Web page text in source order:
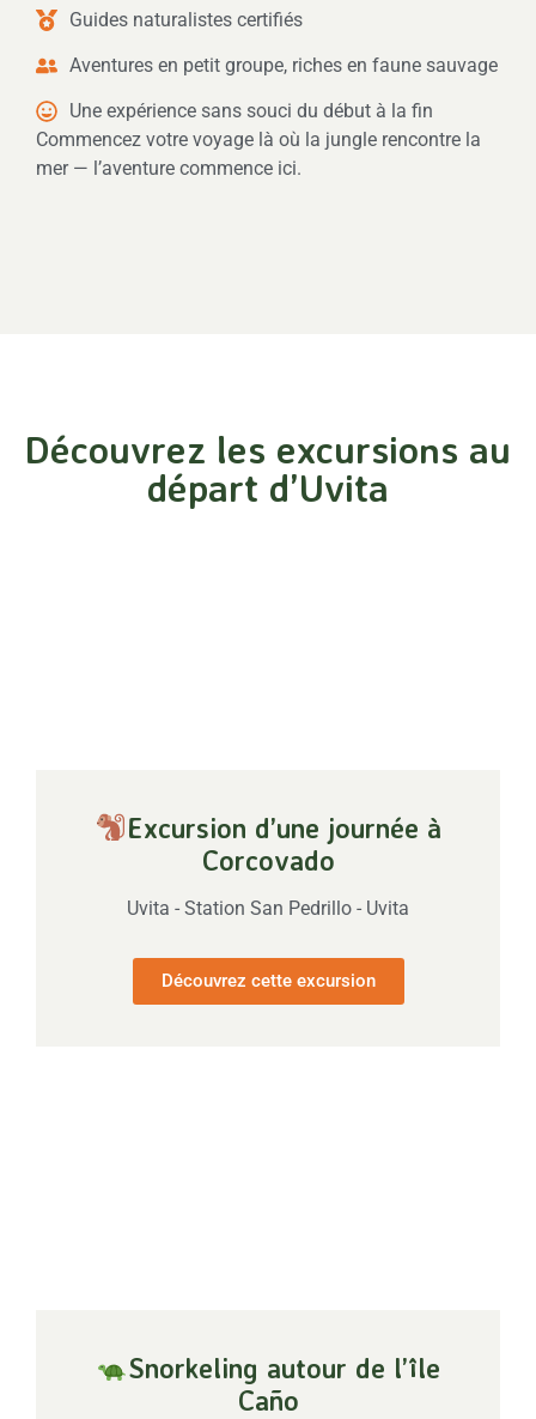
Guides naturalistes certifiés
Aventures en petit groupe, riches en faune sauvage
Une expérience sans souci du début à la fin
Commencez votre voyage là où la jungle rencontre la
mer — l’aventure commence ici.
Découvrez les excursions au
départ d’Uvita
Excursion d’une journée à
Corcovado
Uvita - Station San Pedrillo - Uvita
Découvrez cette excursion
Snorkeling autour de l’île
Caño